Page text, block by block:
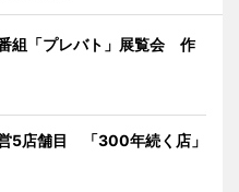
組「プレバト」展覧会 作
5店舗目 「300年続く店」